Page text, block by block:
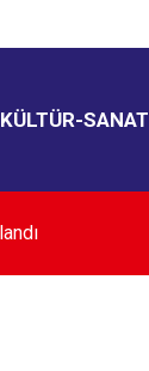
KÜLTÜR-SANAT